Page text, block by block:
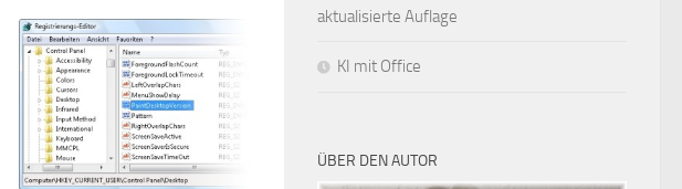
aktualisierte Auflage
KI mit Office
ÜBER DEN AUTOR